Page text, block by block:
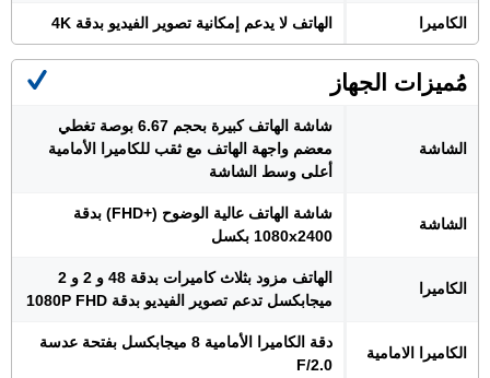
الكاميرا الهاتف لا يدعم إمكانية تصوير الفيديو بدقة 4K
مُميزات الجهاز
الشاشة
شاشة الهاتف كبيرة بحجم 6.67 بوصة تغطي
معضم واجهة الهاتف مع ثقب للكاميرا الأمامية
أعلى وسط الشاشة
الشاشة
شاشة الهاتف عالية الوضوح (+FHD) بدقة
1080x2400 بكسل
الكاميرا
الهاتف مزود بثلاث كاميرات بدقة 48 و 2 و 2
ميجابكسل تدعم تصوير الفيديو بدقة 1080P FHD
الكاميرا الامامية
دقة الكاميرا الأمامية 8 ميجابكسل بفتحة عدسة
F/2.0